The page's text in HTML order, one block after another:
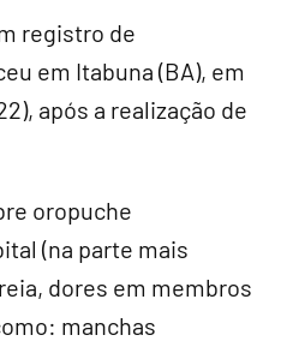
registro de
em Itabuna (BA), em
após a realização de
oropuche
(na parte mais
dores em membros
manchas